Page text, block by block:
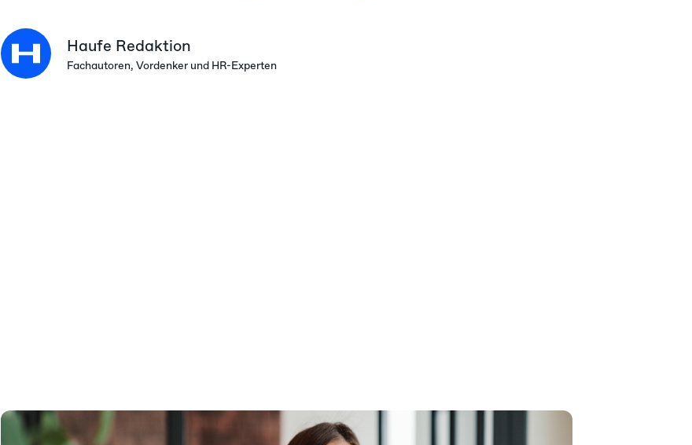
Haufe Redaktion
Fachautoren, Vordenker und HR-Experten
Maßnahmen, die Sie ergreifen können, um die Motivation Ihrer